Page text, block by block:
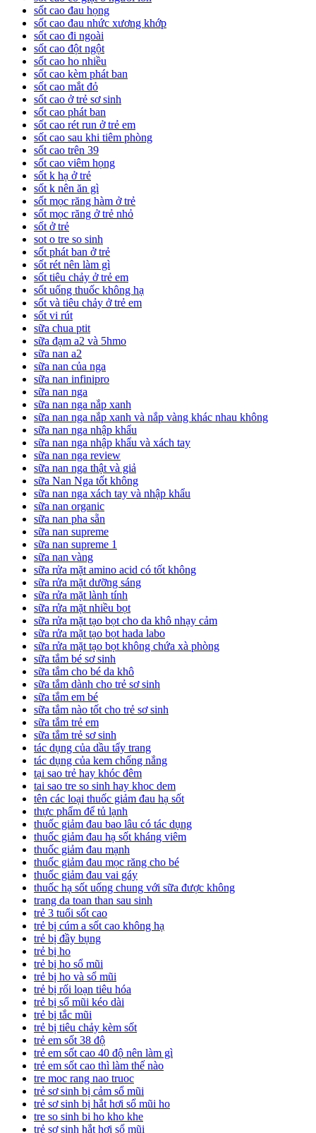
sốt cao đau họng
sốt cao đau nhức xương khớp
sốt cao đi ngoài
sốt cao đột ngột
sốt cao ho nhiều
sốt cao kèm phát ban
sốt cao mắt đỏ
sốt cao ở trẻ sơ sinh
sốt cao phát ban
sốt cao rét run ở trẻ em
sốt cao sau khi tiêm phòng
sốt cao trên 39
sốt cao viêm họng
sốt k hạ ở trẻ
sốt k nên ăn gì
sốt mọc răng hàm ở trẻ
sốt mọc răng ở trẻ nhỏ
sốt ở trẻ
sot o tre so sinh
sốt phát ban ở trẻ
sốt rét nên làm gì
sốt tiêu chảy ở trẻ em
sốt uống thuốc không hạ
sốt và tiêu chảy ở trẻ em
sốt vi rút
sữa chua ptit
sữa đạm a2 và 5hmo
sữa nan a2
sữa nan của nga
sữa nan infinipro
sữa nan nga
sữa nan nga nắp xanh
sữa nan nga nắp xanh và nắp vàng khác nhau không
sữa nan nga nhập khẩu
sữa nan nga nhập khẩu và xách tay
sữa nan nga review
sữa nan nga thật và giả
sữa Nan Nga tốt không
sữa nan nga xách tay và nhập khẩu
sữa nan organic
sữa nan pha sẵn
sữa nan supreme
sữa nan supreme 1
sữa nan vàng
sữa rửa mặt amino acid có tốt không
sữa rửa mặt dưỡng sáng
sữa rửa mặt lành tính
sữa rửa mặt nhiều bọt
sữa rửa mặt tạo bọt cho da khô nhạy cảm
sữa rửa mặt tạo bọt hada labo
sữa rửa mặt tạo bọt không chứa xà phòng
sữa tắm bé sơ sinh
sữa tắm cho bé da khô
sữa tắm dành cho trẻ sơ sinh
sữa tắm em bé
sữa tắm nào tốt cho trẻ sơ sinh
sữa tắm trẻ em
sữa tắm trẻ sơ sinh
tác dụng của dầu tẩy trang
tác dụng của kem chống nắng
tại sao trẻ hay khóc đêm
tai sao tre so sinh hay khoc dem
tên các loại thuốc giảm đau hạ sốt
thực phẩm để tủ lạnh
thuốc giảm đau bao lâu có tác dụng
thuốc giảm đau hạ sốt kháng viêm
thuốc giảm đau mạnh
thuốc giảm đau mọc răng cho bé
thuốc giảm đau vai gáy
thuốc hạ sốt uống chung với sữa được không
trang da toan than sau sinh
trẻ 3 tuổi sốt cao
trẻ bị cúm a sốt cao không hạ
trẻ bị đầy bụng
trẻ bị ho
trẻ bị ho sổ mũi
trẻ bị ho và sổ mũi
trẻ bị rối loạn tiêu hóa
trẻ bị sổ mũi kéo dài
trẻ bị tắc mũi
trẻ bị tiêu chảy kèm sốt
trẻ em sốt 38 độ
trẻ em sốt cao 40 độ nên làm gì
trẻ em sốt cao thì làm thế nào
tre moc rang nao truoc
trẻ sơ sinh bị cảm sổ mũi
trẻ sơ sinh bị hắt hơi sổ mũi ho
tre so sinh bi ho kho khe
trẻ sơ sinh hắt hơi sổ mũi